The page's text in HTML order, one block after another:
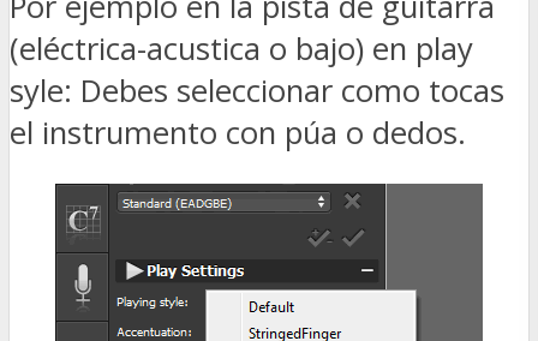
(eléctrica-acustica o bajo) en play
syle: Debes seleccionar como tocas
el instrumento con púa o dedos.